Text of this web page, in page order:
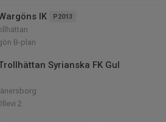
IK P2013
B-plan
Syrianska FK Gul
2